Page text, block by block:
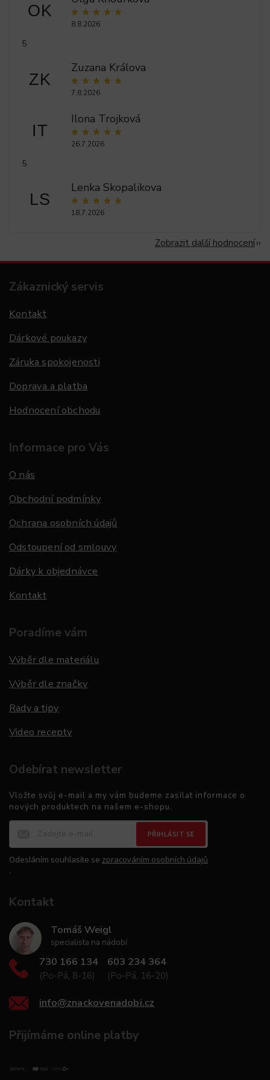
OK
8.8.2026
5
ZK
Zuzana Králova
7.8.2026
IT
Ilona Trojková
26.7.2026
5
LS
Lenka Skopalikova
18.7.2026
Zobrazit další hodnocení
Zákaznický servis
Kontakt
Dárkové poukazy
Záruka spokojenosti
Doprava a platba
Hodnocení obchodu
Informace pro Vás
O nás
Obchodní podmínky
Ochrana osobních údajů
Odstoupení od smlouvy
Dárky k objednávce
Kontakt
Poradíme vám
Výběr dle materiálu
Výběr dle značky
Rady a tipy
Video recepty
Odebírat newsletter
Vložte svůj e-mail a my vám budeme zasílat informace o
nových produktech na našem e-shopu.
PŘIHLÁSIT SE
Odesláním souhlasíte se zpracováním osobních údajů
.
Kontakt
Tomáš Weigl
specialista na nádobí
730 166 134
(Po-Pá, 8-16)
603 234 364
(Po-Pá, 16-20)
info@znackovenadobi.cz
Přijímáme online platby